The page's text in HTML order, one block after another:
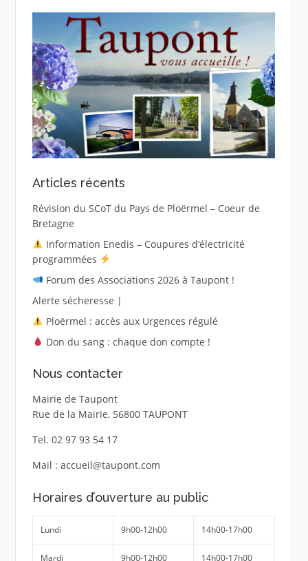
Articles récents
Révision du SCoT du Pays de Ploërmel – Coeur de
Bretagne
Information Enedis – Coupures d’électricité
programmées
Forum des Associations 2026 à Taupont !
Alerte sécheresse |
Ploërmel : accès aux Urgences régulé
Don du sang : chaque don compte !
Nous contacter
Mairie de Taupont
Rue de la Mairie, 56800 TAUPONT
Tel. 02 97 93 54 17
Mail : accueil@taupont.com
Horaires d’ouverture au public
Lundi 9h00-12h00 14h00-17h00
Mardi 9h00-12h00 14h00-17h00